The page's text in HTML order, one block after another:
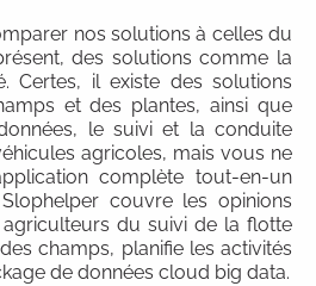
nos solutions à celles du
des solutions comme la
Certes, il existe des solutions
et des plantes, ainsi que
le suivi et la conduite
agricoles, mais vous ne
complète tout-en-un
couvre les opinions
agriculteurs du suivi de la flotte
champs, planifie les activités
de données cloud big data.